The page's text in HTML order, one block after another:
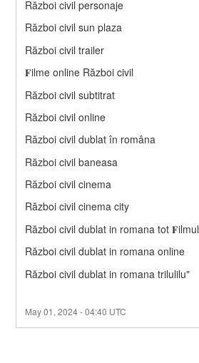
Război civil personaje
Război civil sun plaza
Război civil trailer
𝐅ilme online Război civil
Război civil subtitrat
Război civil online
Război civil dublat în româna
Război civil baneasa
Război civil cinema
Război civil cinema city
Război civil dublat in romana tot 𝐅ilmul
Război civil dublat in romana online
Război civil dublat in romana trilulilu"
May01 ,2024-04:40 UTC